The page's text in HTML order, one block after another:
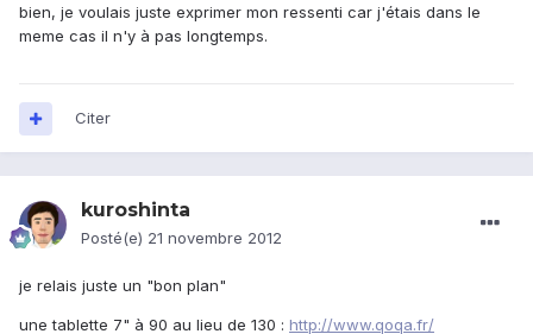
bien, je voulais juste exprimer mon ressenti car j'étais dans le
meme cas il n'y à pas longtemps.
Citer
kuroshinta
Posté(e) 21 novembre 2012
je relais juste un "bon plan"
une tablette 7" à 90 au lieu de 130 : http://www.qoqa.fr/